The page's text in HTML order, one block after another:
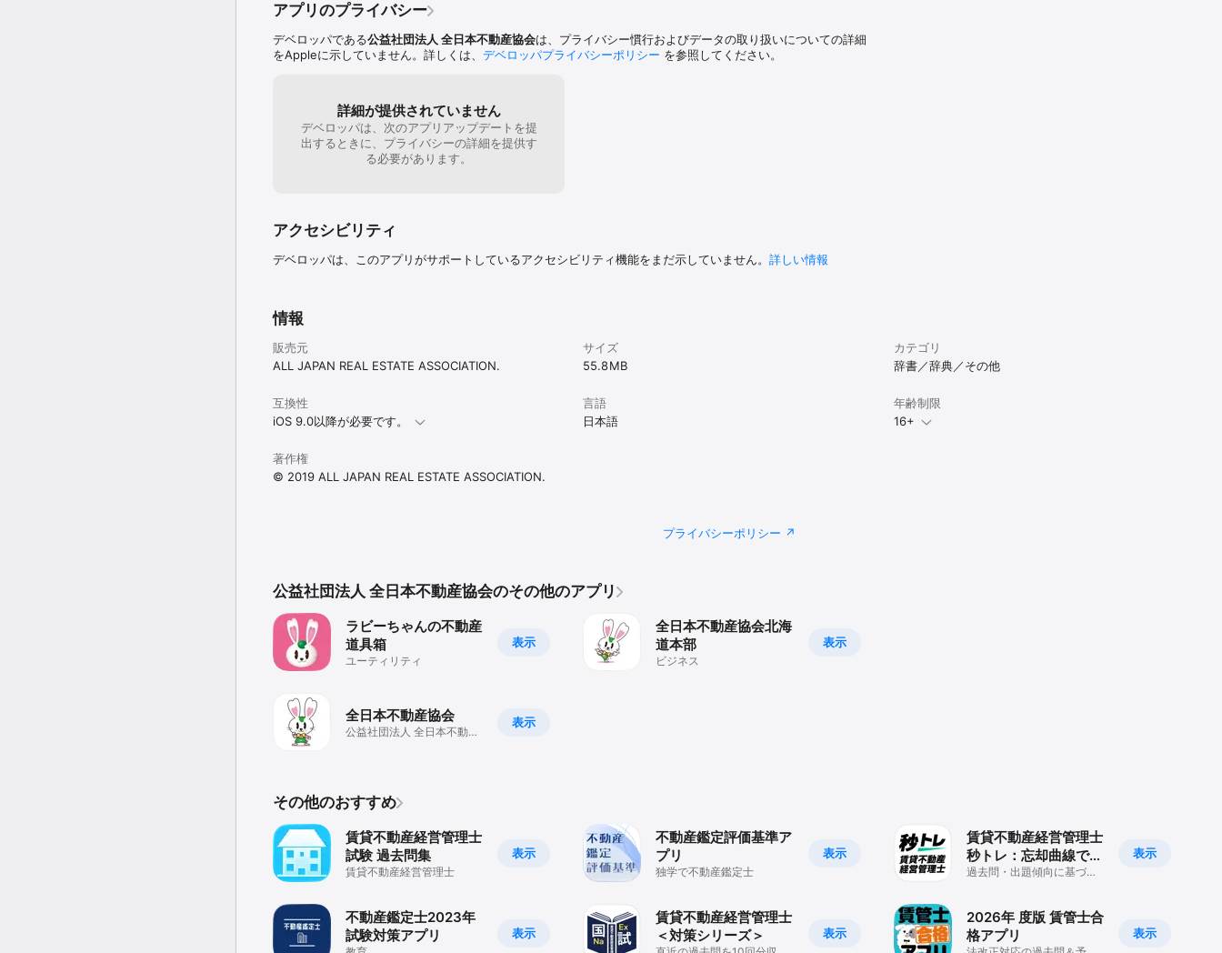
アプリのプライバシー
デベロッパである公益社団法人 全日本不動産協会は、プライバシー慣行およびデータの取り扱いについての詳細
をAppleに示していません。詳しくは、 デベロッパプライバシーポリシー を参照してください。
詳細が提供されていません
デベロッパは、次のアプリアップデートを提
出するときに、プライバシーの詳細を提供す
る必要があります。
アクセシビリティ
デベロッパは、このアプリがサポートしているアクセシビリティ機能をまだ示していません。 詳しい情報
情報
販売元
ALL JAPAN REAL ESTATE ASSOCIATION.
サイズ
55.8 MB
カテゴリ
辞書／辞典／その他
互換性
iOS 9.0以降が必要です。
言語
日本語
年齢制限
16+
著作権
© 2019 ALL JAPAN REAL ESTATE ASSOCIATION.
プライバシーポリシー
公益社団法人 全日本不動産協会のその他のアプリ
表示
ラビーちゃんの不動産
道具箱
ユーティリティ
表示
全日本不動産協会
公益社団法人 全日本不動産
表示
全日本不動産協会北海
道本部
ビジネス
その他のおすすめ
表示
賃貸不動産経営管理士
試験 過去問集
賃貸不動産経営管理士
表示
不動産鑑定士2023年
試験対策アプリ
表示
不動産鑑定評価基準ア
プリ
独学で不動産鑑定士
表示
賃貸不動産経営管理士
＜対策シリーズ＞
表示
賃貸不動産経営管理士
秒トレ：忘却曲線で覚
える賃貸管理士
過去問・出題傾向に基づく
表示
2026年 度版 賃管士合
格アプリ